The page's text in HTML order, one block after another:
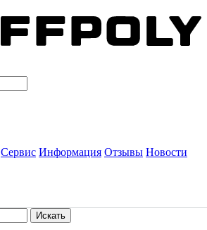
Сервис Информация Отзывы Новости
Искать